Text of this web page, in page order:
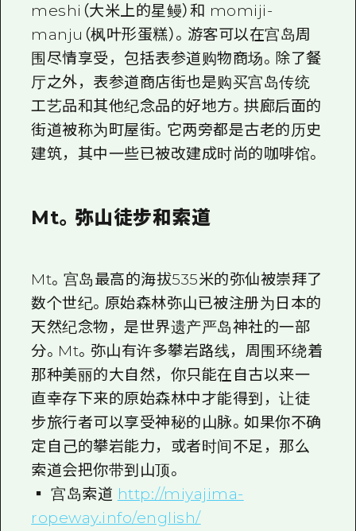
meshi（大米上的星鳗）和 momiji-
manju（枫叶形蛋糕）。游客可以在宫岛周
围尽情享受，包括表参道购物商场。除了餐
厅之外，表参道商店街也是购买宫岛传统
工艺品和其他纪念品的好地方。拱廊后面的
街道被称为町屋街。它两旁都是古老的历史
建筑，其中一些已被改建成时尚的咖啡馆。
Mt。弥山徒步和索道
Mt。宫岛最高的海拔535米的弥仙被崇拜了
数个世纪。原始森林弥山已被注册为日本的
天然纪念物，是世界遗产严岛神社的一部
分。Mt。弥山有许多攀岩路线，周围环绕着
那种美丽的大自然，你只能在自古以来一
直幸存下来的原始森林中才能得到，让徒
步旅行者可以享受神秘的山脉。如果你不确
定自己的攀岩能力，或者时间不足，那么
索道会把你带到山顶。
▪ 宫岛索道 http://miyajima-
ropeway.info/english/